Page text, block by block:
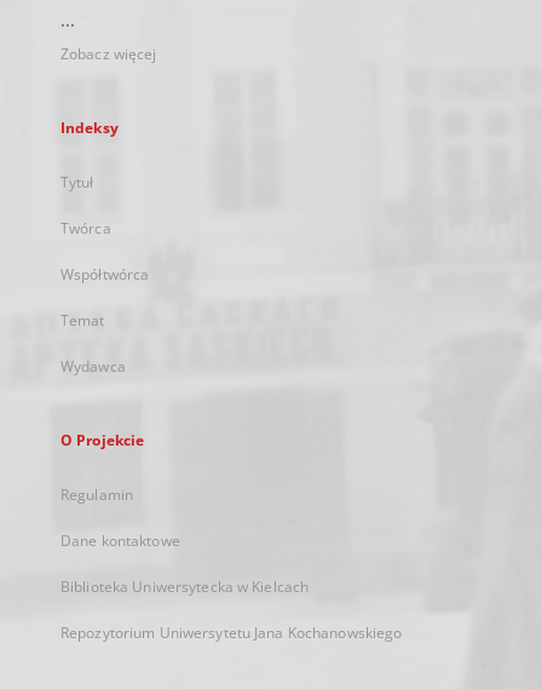
...
Zobacz więcej
Indeksy
Tytuł
Twórca
Współtwórca
Temat
Wydawca
O Projekcie
Regulamin
Dane kontaktowe
Biblioteka Uniwersytecka w Kielcach
Repozytorium Uniwersytetu Jana Kochanowskiego